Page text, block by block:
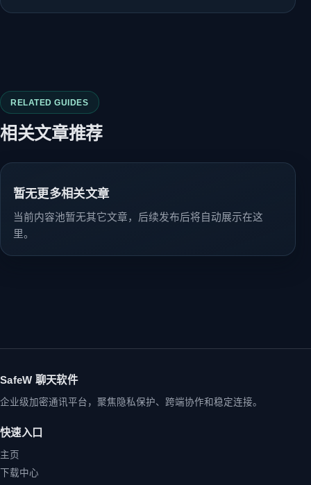
RELATED GUIDES
相关文章推荐
暂无更多相关文章
当前内容池暂无其它文章，后续发布后将自动展示在这
里。
SafeW 聊天软件
企业级加密通讯平台，聚焦隐私保护、跨端协作和稳定连接。
快速入口
主页
下载中心